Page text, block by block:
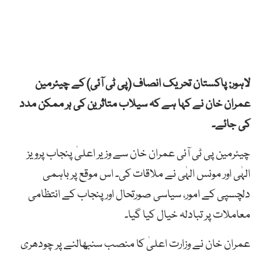
لاہور: پاکستان تحریک انصاف (پی ٹی آئی) کے چیئرمین
عمران خان نے کہا ہے کہ سیلاب متاثرین کی ہر ممکن مدد
کی جائے۔
چیئرمین پی ٹی آئی عمران خان سے وزیر اعلیٰ پنجاب پرویز
الہٰی اور مونس الہٰی نے ملاقات کی۔ اس موقع پر باہمی
دلچسپی کے امور، سیاسی صورتحال اور پنجاب کے انتظامی
معاملات پر تبادلہ خیال کیا گیا۔
عمران خان نے وزارت اعلیٰ کا منصب سنبھالنے پر چودھری